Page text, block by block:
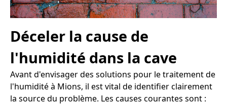
Déceler la cause de
l'humidité dans la cave
Avant d'envisager des solutions pour le traitement de
l'humidité à Mions, il est vital de identifier clairement
la source du problème. Les causes courantes sont :